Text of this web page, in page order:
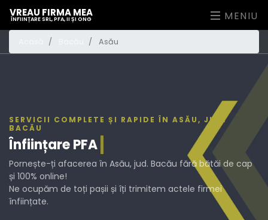
VREAU FIRMA MEA
ÎNFIINȚARE SRL, PFA, II ȘI ONG MENIU
Asău
SERVICII COMPLETE ȘI RAPIDE ÎN ASĂU, JUD.
BACĂU
ÎnființarePFA
Pornește-ți afacerea în Asău, jud. Bacău fără bătăi de cap
și 100% online!
Ne ocupăm de toți pașii și îți trimitem actele firmei
înființate.